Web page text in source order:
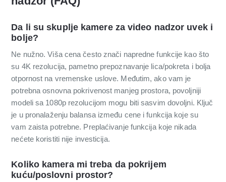
Da li su skuplje kamere za video nadzor uvek i
bolje?
Ne nužno. Viša cena često znači napredne funkcije kao što
su 4K rezolucija, pametno prepoznavanje lica/pokreta i bolja
otpornost na vremenske uslove. Međutim, ako vam je
potrebna osnovna pokrivenost manjeg prostora, povoljniji
modeli sa 1080p rezolucijom mogu biti sasvim dovoljni. Ključ
je u pronalaženju balansa između cene i funkcija koje su
vam zaista potrebne. Preplaćivanje funkcija koje nikada
nećete koristiti nije investicija.
Koliko kamera mi treba da pokrijem
kuću/poslovni prostor?